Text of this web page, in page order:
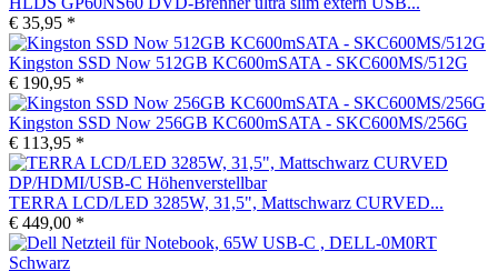
€ 35,95 *
Kingston SSD Now 512GB KC600mSATA - SKC600MS/512G
€ 190,95 *
Kingston SSD Now 256GB KC600mSATA - SKC600MS/256G
€ 113,95 *
TERRA LCD/LED 3285W, 31,5", Mattschwarz CURVED...
€ 449,00 *